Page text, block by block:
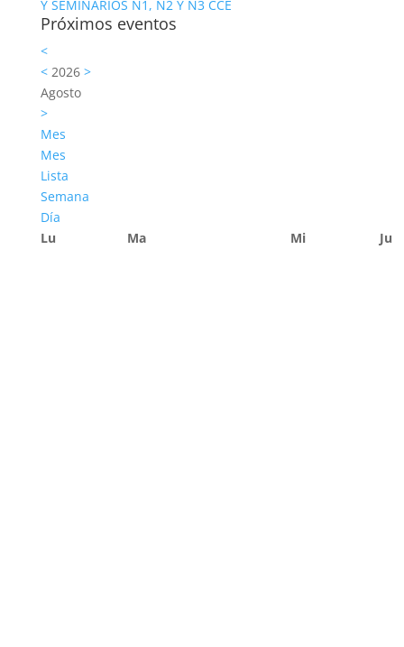
Y SEMINARIOS N1, N2 Y N3 CCE
Próximos eventos
<
<2026 >
Agosto
>
Mes
Mes
Lista
Semana
Día
Lu
Ma Mi Ju